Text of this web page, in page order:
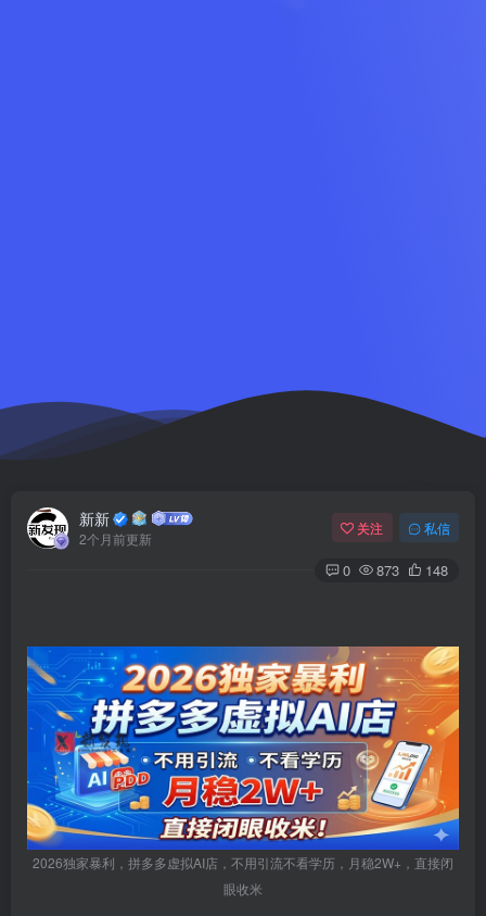
新新
2个月前更新
关注 私信
0 873 148
2026独家暴利，拼多多虚拟AI店，不用引流不看学历，月稳2W+，直接闭
眼收米